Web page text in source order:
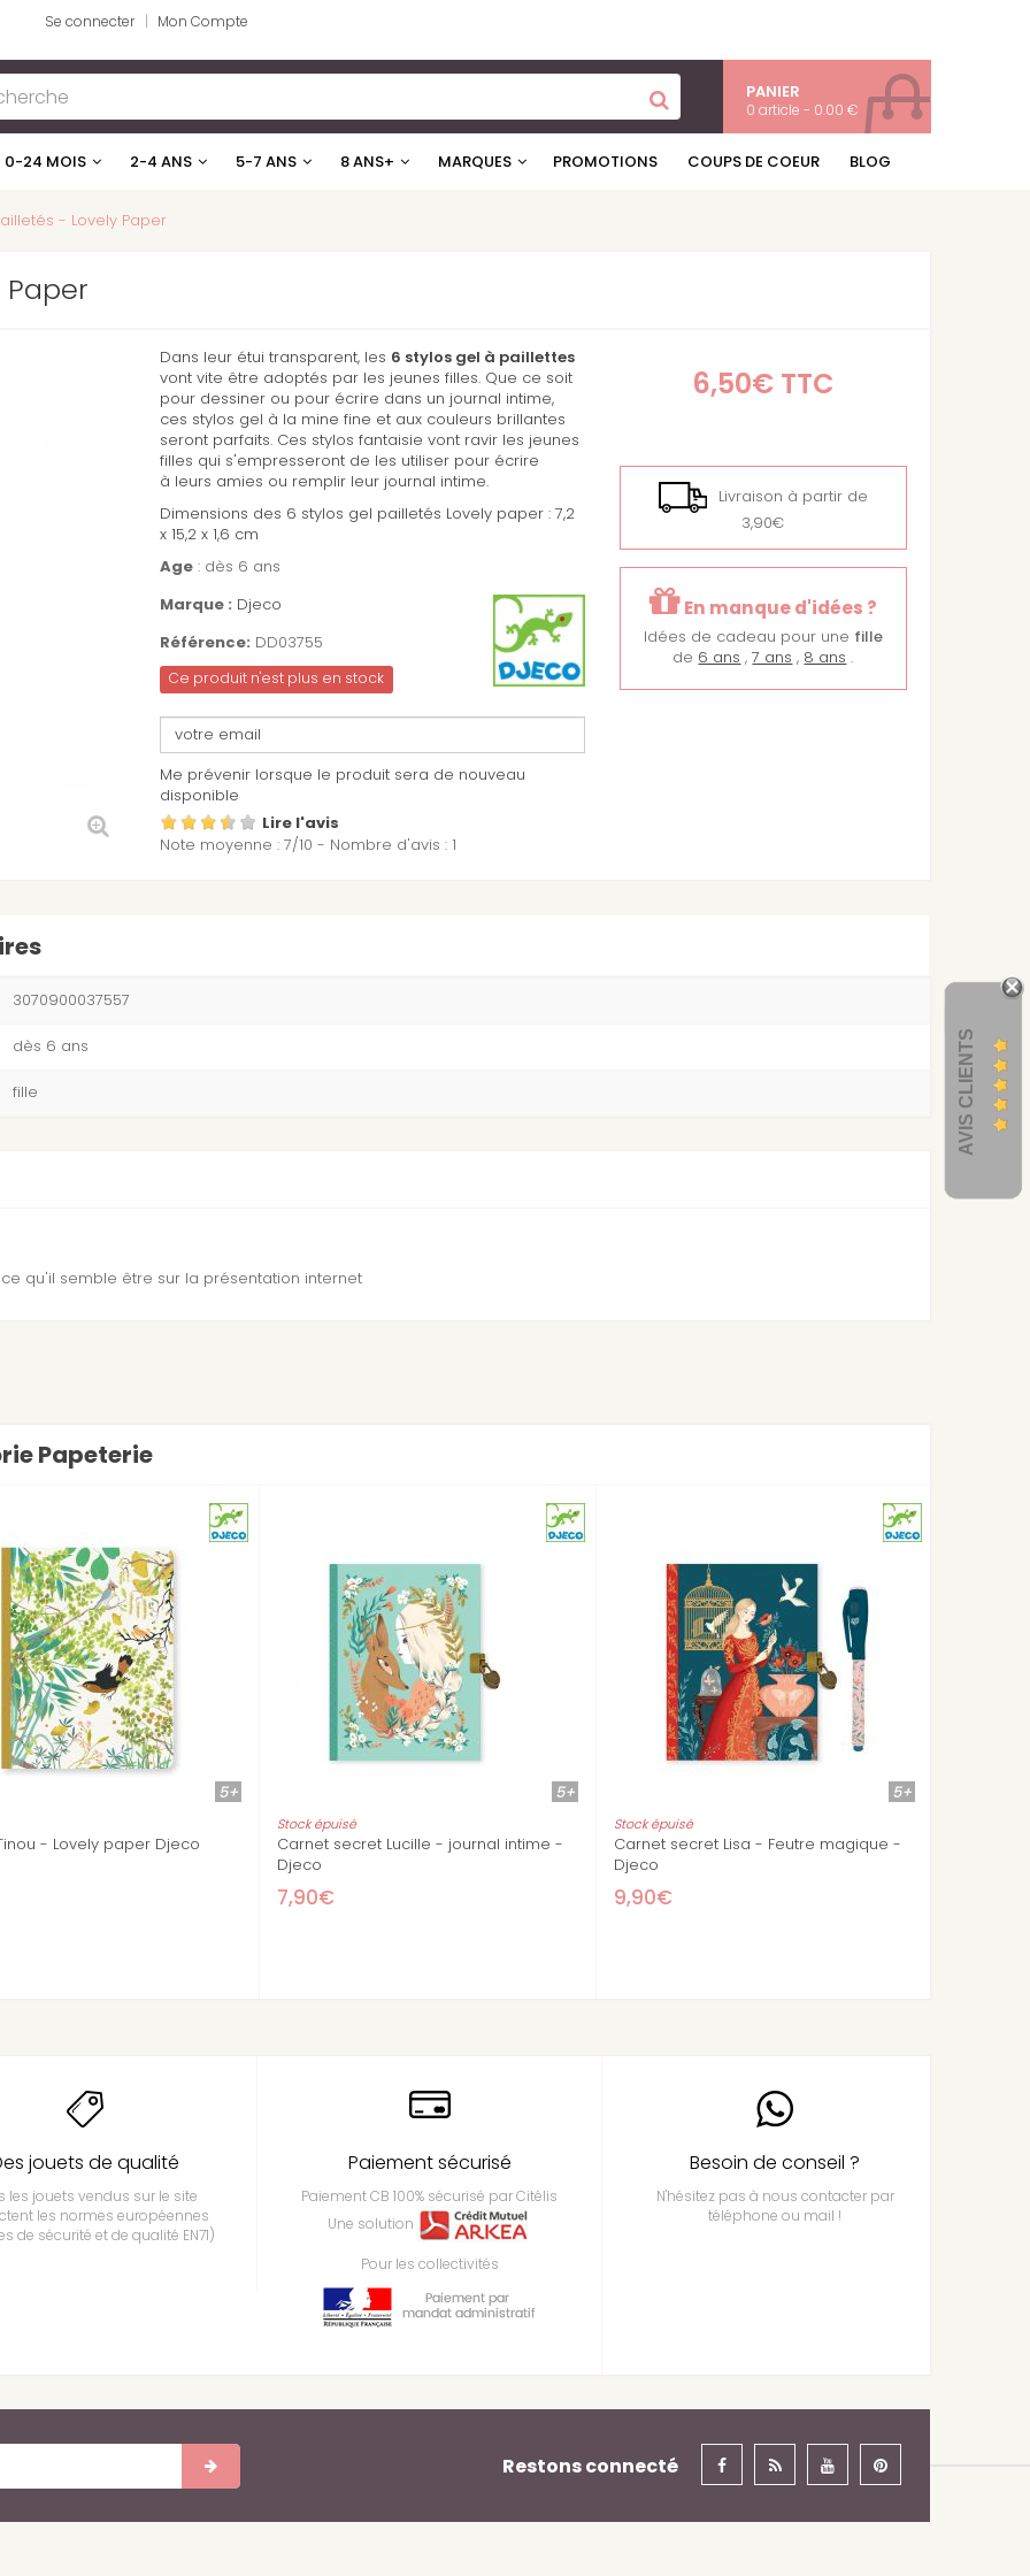
Se connecter Mon Compte
PANIER
0 article - 0.00 €
0-24 MOIS 2-4 ANS 5-7 ANS 8 ANS+ MARQUES PROMOTIONS COUPS DE COEUR BLOG
- Lovely Paper
Dans leur étui transparent, les 6 stylos gel à paillettes
vont vite être adoptés par les jeunes filles. Que ce soit
pour dessiner ou pour écrire dans un journal intime,
ces stylos gel à la mine fine et aux couleurs brillantes
seront parfaits. Ces stylos fantaisie vont ravir les jeunes
filles qui s'empresseront de les utiliser pour écrire
à leurs amies ou remplir leur journal intime.
Dimensions des 6 stylos gel pailletés Lovely paper : 7,2
x 15,2 x 1,6 cm
Age : dès 6 ans
Marque : Djeco
Référence: DD03755
Ce produit n'est plus en stock
Me prévenir lorsque le produit sera de nouveau
disponible
Lire l'avis
Note moyenne : 7/10 - Nombre d'avis : 1
6,50€TTC
Livraison à partir de
3,90€
En manque d'idées ?
Idées de cadeau pour une fille
de 6 ans ,7 ans , 8 ans .
3070900037557
dès 6 ans
fille
qu'il semble être sur la présentation internet
Papeterie
Grand Coffret de papeterie Charlotte Mini tampons anniversaire
Carnet secret Princesses -
jouets de qualité
les jouets vendus sur le site
les normes européennes
de sécurité et de qualité EN71)
Paiement sécurisé
Paiement CB 100% sécurisé par Citélis
Une solution
Pour les collectivités
Besoin de conseil ?
N'hésitez pas à nous contacter par
téléphone ou mail !
Restons connecté
AVIS CLIENTS